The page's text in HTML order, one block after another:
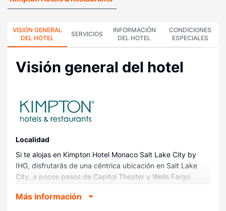
VISIÓN GENERAL
DEL HOTEL
SERVICIOS
INFORMACIÓN
DEL HOTEL
CONDICIONES
ESPECIALES
Visión general del hotel
Localidad
Si te alojas en Kimpton Hotel Monaco Salt Lake City by
IHG, disfrutarás de una céntrica ubicación en Salt Lake
City, a pocos pasos de Capitol Theater y Wells Fargo
Teatro Eccles y a 0,6 km de Temple Square.
Más información